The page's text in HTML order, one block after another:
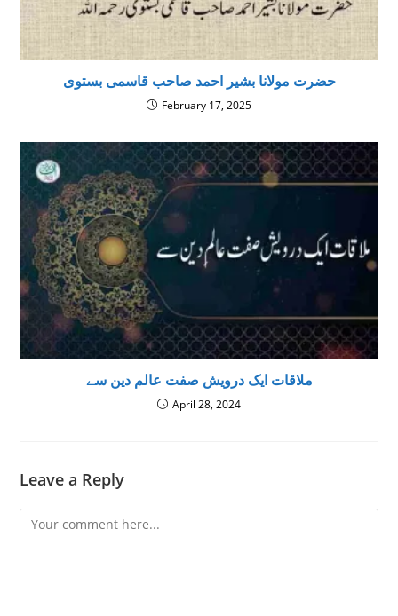
حضرت مولانا بشير احمد صاحب قاسمى بستوى
February 17, 2025
ملاقات ایک درویش صفت عالم دین سے
April 28, 2024
Leave a Reply
Comment